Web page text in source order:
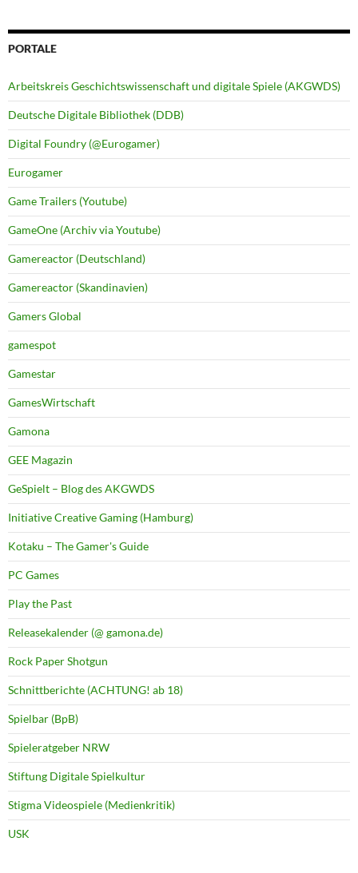
PORTALE
Arbeitskreis Geschichtswissenschaft und digitale Spiele (AKGWDS)
Deutsche Digitale Bibliothek (DDB)
Digital Foundry (@Eurogamer)
Eurogamer
Game Trailers (Youtube)
GameOne (Archiv via Youtube)
Gamereactor (Deutschland)
Gamereactor (Skandinavien)
Gamers Global
gamespot
Gamestar
GamesWirtschaft
Gamona
GEE Magazin
GeSpielt – Blog des AKGWDS
Initiative Creative Gaming (Hamburg)
Kotaku – The Gamer's Guide
PC Games
Play the Past
Releasekalender (@ gamona.de)
Rock Paper Shotgun
Schnittberichte (ACHTUNG! ab 18)
Spielbar (BpB)
Spieleratgeber NRW
Stiftung Digitale Spielkultur
Stigma Videospiele (Medienkritik)
USK